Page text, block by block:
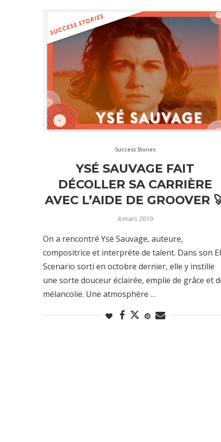
Success Stories
YSÉ SAUVAGE FAIT
DÉCOLLER SA CARRIÈRE
AVEC L’AIDE DE GROOVER
4 mars 2019
On a rencontré Ysé Sauvage, auteure,
compositrice et interprète de talent. Dans son
Scenario sorti en octobre dernier, elle y instille
une sorte douceur éclairée, emplie de grâce et
mélancolie. Une atmosphère …